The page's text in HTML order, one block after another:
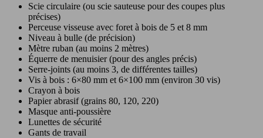
Scie circulaire (ou scie sauteuse pour des coupes plus
précises)
Perceuse visseuse avec foret à bois de 5 et 8 mm
Niveau à bulle (de précision)
Mètre ruban (au moins 2 mètres)
Équerre de menuisier (pour des angles précis)
Serre-joints (au moins 3, de différentes tailles)
Vis à bois : 6×80 mm et 6×100 mm (environ 30 vis)
Crayon à bois
Papier abrasif (grains 80, 120, 220)
Masque anti-poussière
Lunettes de sécurité
Gants de travail